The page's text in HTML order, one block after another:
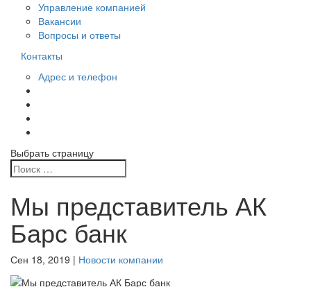
Управление компанией
Вакансии
Вопросы и ответы
Контакты
Адрес и телефон
Выбрать страницу
Мы представитель АК
Барс банк
Сен 18, 2019 | Новости компании